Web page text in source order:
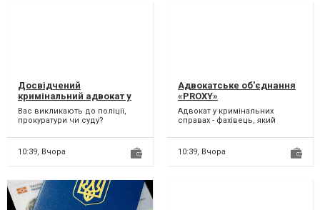
Досвідчений
кримінальний адвокат у
Києві
Вас викликають до поліції,
прокуратури чи суду?
ви свідок і вам нема чог...
10:39, Вчора
Адвокатське об'єднання
«PROXY»
Адвокат у кримінальних
справах - фахівець, який
власної позиції та
вибудовува...
10:39, Вчора